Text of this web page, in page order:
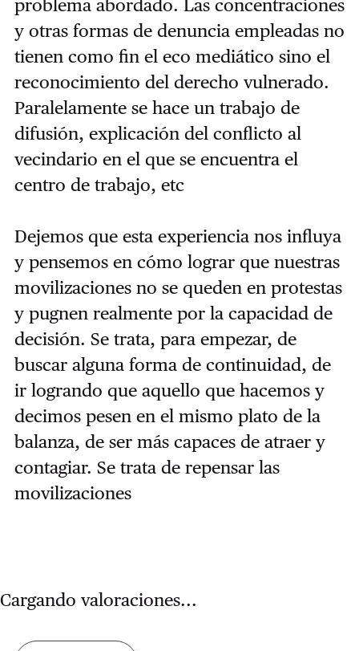
problema abordado. Las concentraciones
y otras formas de denuncia empleadas no
tienen como fin el eco mediático sino el
reconocimiento del derecho vulnerado.
Paralelamente se hace un trabajo de
difusión, explicación del conflicto al
vecindario en el que se encuentra el
centro de trabajo, etc
Dejemos que esta experiencia nos influya
y pensemos en cómo lograr que nuestras
movilizaciones no se queden en protestas
y pugnen realmente por la capacidad de
decisión. Se trata, para empezar, de
buscar alguna forma de continuidad, de
ir logrando que aquello que hacemos y
decimos pesen en el mismo plato de la
balanza, de ser más capaces de atraer y
contagiar. Se trata de repensar las
movilizaciones
Cargando valoraciones...